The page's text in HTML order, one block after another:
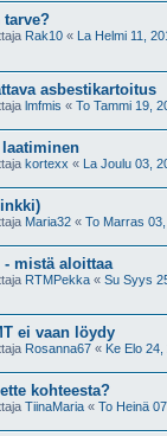
tarve?
Rak10 « La Helmi 11,
asbestikartoitus
lmfmis « To Tammi 19,
kortexx « La Joulu 03,
Maria32 « To Marras
- mistä aloittaa
RTMPekka « Su Syys
ei vaan löydy
Rosanna67 « Ke Elo 24,
kohteesta?
TiinaMaria « To Heinä